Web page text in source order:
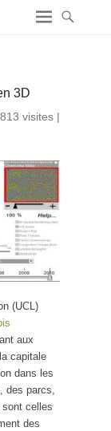
3D
visites |
(UCL)
aux
capitale
dans les
des parcs,
celles
des